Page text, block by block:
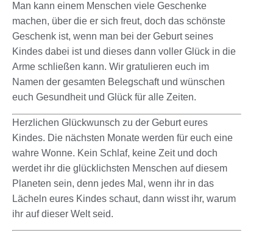
Man kann einem Menschen viele Geschenke
machen, über die er sich freut, doch das schönste
Geschenk ist, wenn man bei der Geburt seines
Kindes dabei ist und dieses dann voller Glück in die
Arme schließen kann. Wir gratulieren euch im
Namen der gesamten Belegschaft und wünschen
euch Gesundheit und Glück für alle Zeiten.
Herzlichen Glückwunsch zu der Geburt eures
Kindes. Die nächsten Monate werden für euch eine
wahre Wonne. Kein Schlaf, keine Zeit und doch
werdet ihr die glücklichsten Menschen auf diesem
Planeten sein, denn jedes Mal, wenn ihr in das
Lächeln eures Kindes schaut, dann wisst ihr, warum
ihr auf dieser Welt seid.